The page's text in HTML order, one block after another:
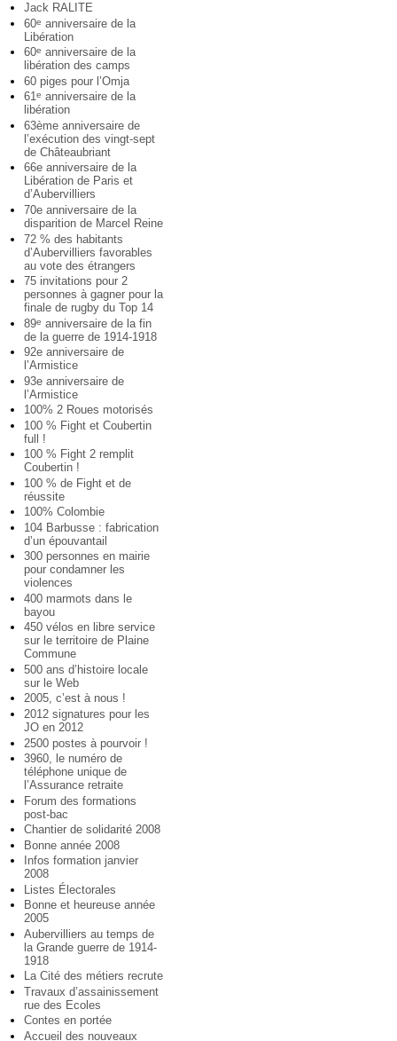
Jack RALITE
60e anniversaire de la
Libération
60e anniversaire de la
libération des camps
60 piges pour l’Omja
61e anniversaire de la
libération
63ème anniversaire de
l’exécution des vingt-sept
de Châteaubriant
66e anniversaire de la
Libération de Paris et
d’Aubervilliers
70e anniversaire de la
disparition de Marcel Reine
72 % des habitants
d’Aubervilliers favorables
au vote des étrangers
75 invitations pour 2
personnes à gagner pour la
finale de rugby du Top 14
89e anniversaire de la fin
de la guerre de 1914-1918
92e anniversaire de
l’Armistice
93e anniversaire de
l’Armistice
100% 2 Roues motorisés
100 % Fight et Coubertin
full !
100 % Fight 2 remplit
Coubertin !
100 % de Fight et de
réussite
100% Colombie
104 Barbusse : fabrication
d’un épouvantail
300 personnes en mairie
pour condamner les
violences
400 marmots dans le
bayou
450 vélos en libre service
sur le territoire de Plaine
Commune
500 ans d’histoire locale
sur le Web
2005, c’est à nous !
2012 signatures pour les
JO en 2012
2500 postes à pourvoir !
3960, le numéro de
téléphone unique de
l’Assurance retraite
Forum des formations
post-bac
Chantier de solidarité 2008
Bonne année 2008
Infos formation janvier
2008
Listes Électorales
Bonne et heureuse année
2005
Aubervilliers au temps de
la Grande guerre de 1914-
1918
La Cité des métiers recrute
Travaux d’assainissement
rue des Ecoles
Contes en portée
Accueil des nouveaux